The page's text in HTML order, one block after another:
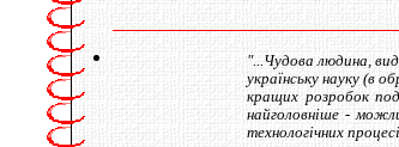
"...Чудова людина,
українську науку (в
кращих розробок
найголовніше -
технологічних